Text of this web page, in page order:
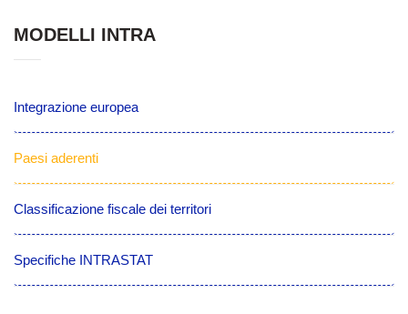
MODELLI INTRA
Integrazione europea
Paesi aderenti
Classificazione fiscale dei territori
Specifiche INTRASTAT